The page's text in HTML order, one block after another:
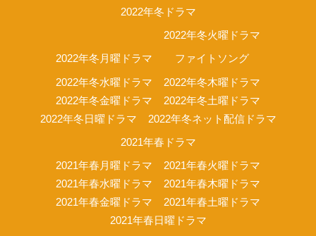
2022年冬ドラマ
2022年冬月曜ドラマ
2022年冬火曜ドラマ
ファイトソング
2022年冬水曜ドラマ
2022年冬木曜ドラマ
2022年冬金曜ドラマ
2022年冬土曜ドラマ
2022年冬日曜ドラマ
2022年冬ネット配信ドラマ
2021年春ドラマ
2021年春月曜ドラマ
2021年春火曜ドラマ
2021年春水曜ドラマ
2021年春木曜ドラマ
2021年春金曜ドラマ
2021年春土曜ドラマ
2021年春日曜ドラマ